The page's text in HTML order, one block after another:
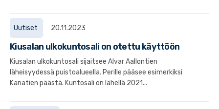
Uutiset 20.11.2023
Kiusalan ulkokuntosali on otettu käyttöön
Kiusalan ulkokuntosali sijaitsee Alvar Aallontien
läheisyydessä puistoalueella. Perille pääsee esimerkiksi
Kanatien päästä. Kuntosali on lähellä 2021...